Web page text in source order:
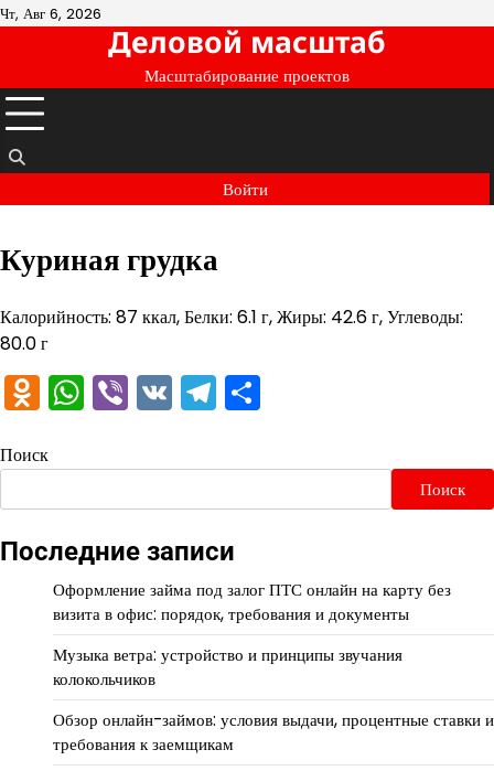
Перейти
Чт, Авг 6, 2026
Деловой масштаб
Масштабирование проектов
Войти
Куриная грудка
Калорийность: 87 ккал, Белки: 6.1 г, Жиры: 42.6 г, Углеводы:
80.0 г
Odnoklassniki
WhatsApp
Viber
VKTelegram
Поиск
Поиск
Последние записи
Оформление займа под залог ПТС онлайн на карту без
визита в офис: порядок, требования и документы
Музыка ветра: устройство и принципы звучания
колокольчиков
Обзор онлайн-займов: условия выдачи, процентные ставки и
требования к заемщикам